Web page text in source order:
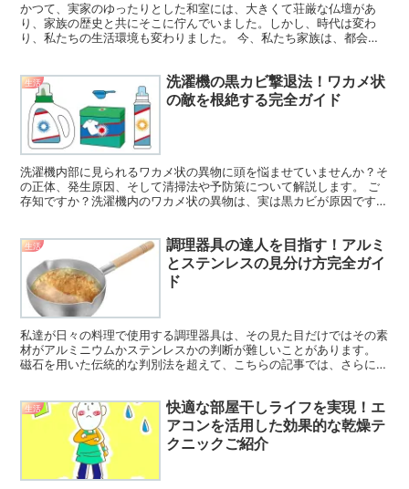
かつて、実家のゆったりとした和室には、大きくて荘厳な仏壇があ
り、家族の歴史と共にそこに佇んでいました。しかし、時代は変わ
り、私たちの生活環境も変わりました。 今、私たち家族は、都会の
生活
洗濯機の黒カビ撃退法！ワカメ状
の敵を根絶する完全ガイド
洗濯機内部に見られるワカメ状の異物に頭を悩ませていませんか？そ
の正体、発生原因、そして清掃法や予防策について解説します。 ご
存知ですか？洗濯機内のワカメ状の異物は、実は黒カビが原因です。
生活
調理器具の達人を目指す！アルミ
とステンレスの見分け方完全ガイ
ド
私達が日々の料理で使用する調理器具は、その見た目だけではその素
材がアルミニウムかステンレスかの判断が難しいことがあります。
磁石を用いた伝統的な判別法を超えて、こちらの記事では、さらに精
生活
快適な部屋干しライフを実現！エ
アコンを活用した効果的な乾燥テ
クニックご紹介